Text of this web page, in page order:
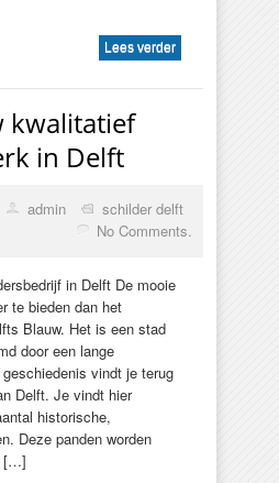
Lees verder
kwalitatief
in Delft
admin
schilder delft
No Comments.
in Delft De mooie
te bieden dan het
Blauw. Het is een stad
door een lange
vindt je terug
Delft. Je vindt hier
historische,
Deze panden worden
[…]